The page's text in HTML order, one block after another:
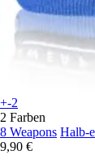
+-2
2 Farben
8 Weapons Halb-
9,90 €